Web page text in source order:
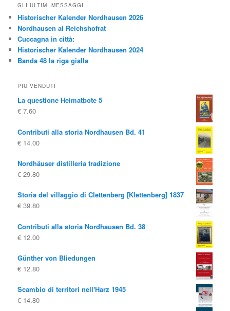
GLI ULTIMI MESSAGGI
Historischer Kalender Nordhausen 2026
Nordhausen al Reichshofrat
Cuccagna in città:
Historischer Kalender Nordhausen 2024
Banda 48 la riga gialla
PIÙ VENDUTI
La questione Heimatbote 5
€ 7.60
Contributi alla storia Nordhausen Bd. 41
€ 14.00
Nordhäuser distilleria tradizione
€ 29.80
Storia del villaggio di Clettenberg [Klettenberg] 1837
€ 39.80
Contributi alla storia Nordhausen Bd. 38
€ 12.00
Günther von Bliedungen
€ 12.80
Scambio di territori nell'Harz 1945
€ 14.80